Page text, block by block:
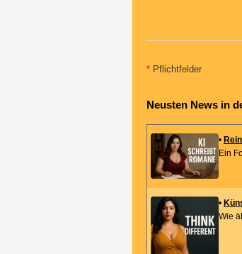
* Pflichtfelder
Neusten News in
•
Ein
•
Wie